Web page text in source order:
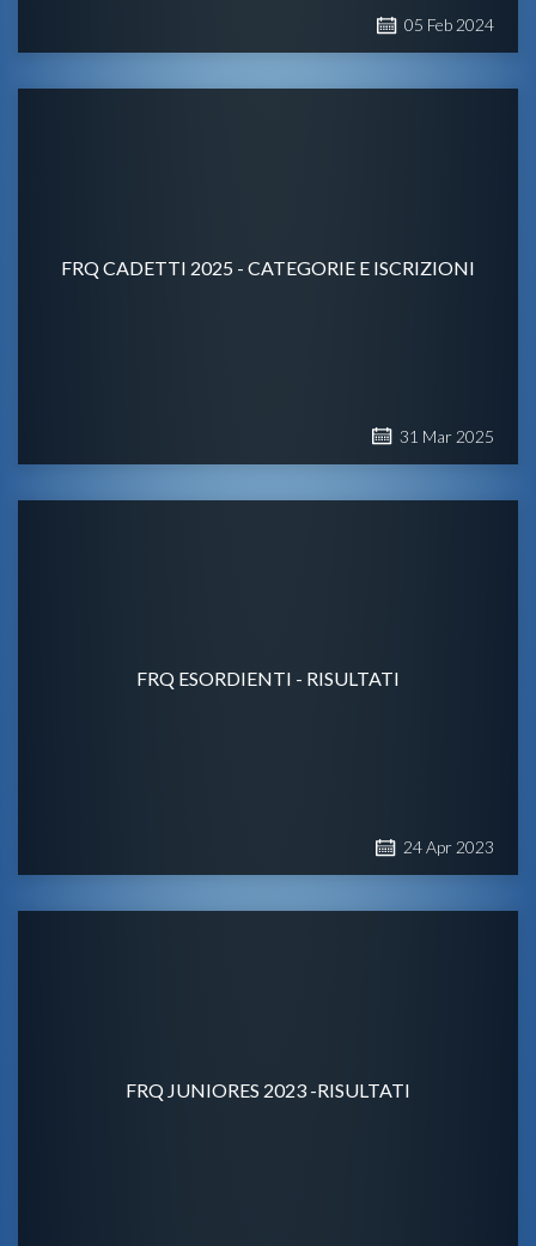
05 Feb 2024
FRQ CADETTI 2025 - CATEGORIE E ISCRIZIONI
31 Mar 2025
FRQ ESORDIENTI - RISULTATI
24Apr 2023
FRQ JUNIORES 2023 -RISULTATI